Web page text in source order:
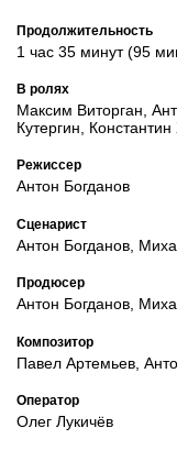
Продолжительность
1 час 35 минут (95
В ролях
Максим Виторган,
Кутергин,
Режиссер
Антон Богданов
Сценарист
Антон Богданов,
Продюсер
Антон Богданов,
Композитор
Павел Артемьев,
Оператор
Олег Лукичёв